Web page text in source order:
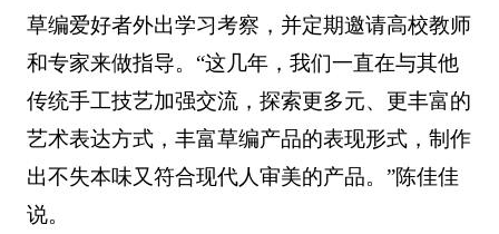
草编爱好者外出学习考察，并定期邀请高校教师
和专家来做指导。“这几年，我们一直在与其他
传统手工技艺加强交流，探索更多元、更丰富的
艺术表达方式，丰富草编产品的表现形式，制作
出不失本味又符合现代人审美的产品。”陈佳佳
说。